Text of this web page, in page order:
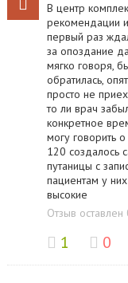
В центр
рекомендации
первый раз
за опоздание
мягко говоря,
обратилась,
просто не
то ли врач
конкретное
могу говорить
120 создалось
путаницы с
пациентам у
высокие
Отзыв
1 0